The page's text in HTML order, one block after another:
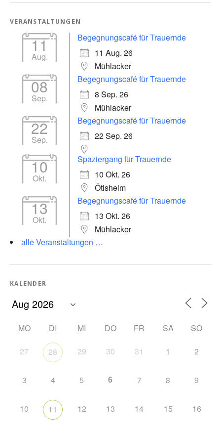
VERANSTALTUNGEN
11
Aug.
Begegnungscafé für Trauernde
11 Aug. 26
Mühlacker
08
Sep.
Begegnungscafé für Trauernde
8 Sep. 26
Mühlacker
22
Sep.
Begegnungscafé für Trauernde
22 Sep. 26
10
Okt.
Spaziergang für Trauernde
10 Okt. 26
Ötisheim
13
Okt.
Begegnungscafé für Trauernde
13 Okt. 26
Mühlacker
alle Veranstaltungen …
KALENDER
MO DI MI DO FR SA SO
27 28 29 30 31 1 2
3 4 5 6 7 8 9
10 11 12 13 14 15 16